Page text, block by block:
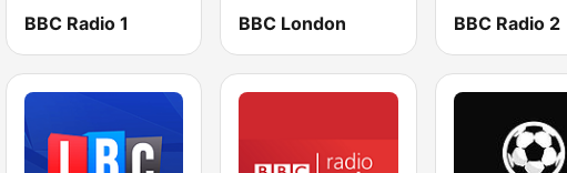
BBC Radio 1 BBC London BBC Radio 2